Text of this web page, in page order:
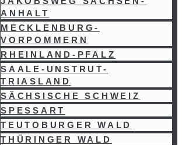
ANHALT
MECKLENBURG-
VORPOMMERN
RHEINLAND-PFALZ
SAALE-UNSTRUT-
TRIASLAND
SÄCHSISCHE SCHWEIZ
SPESSART
TEUTOBURGER WALD
THÜRINGER WALD